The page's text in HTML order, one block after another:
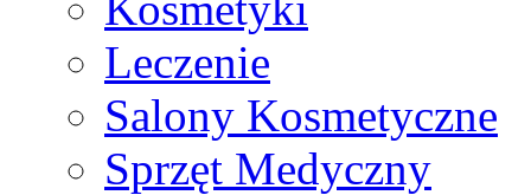
Leczenie
Salony Kosmetyczne
Sprzęt Medyczny